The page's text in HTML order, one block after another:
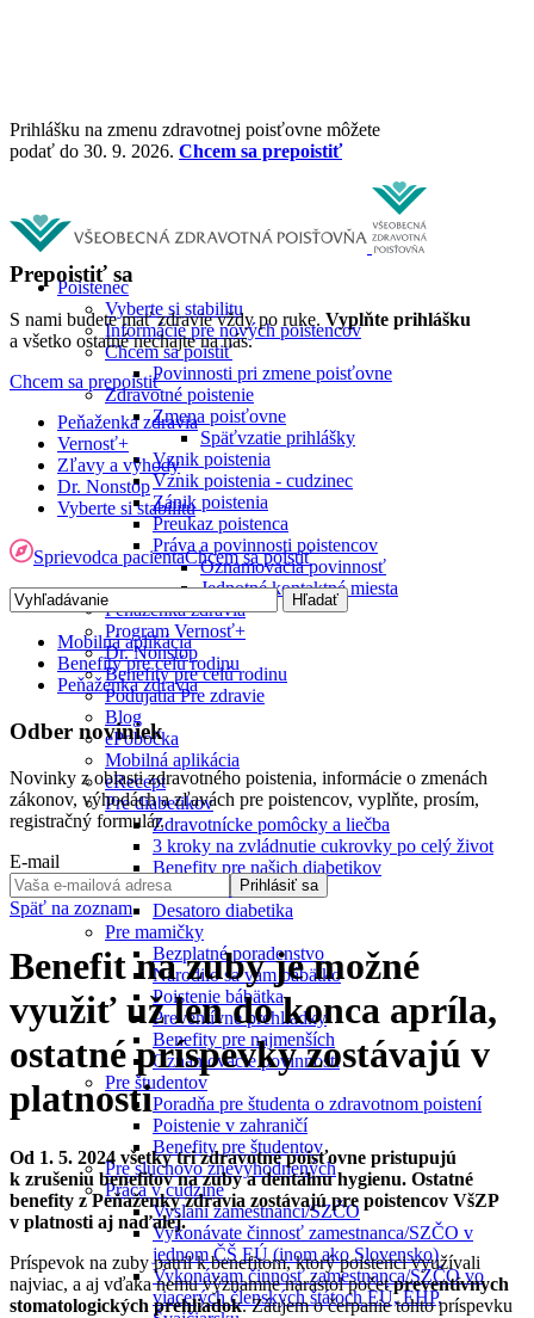
Prihlášku na zmenu zdravotnej poisťovne môžete
podať do 30. 9. 2026. Chcem sa prepoistiť
Poistenec
Vyberte si stabilitu
Informácie pre nových poistencov
Chcem sa poistiť
Povinnosti pri zmene poisťovne
Zdravotné poistenie
Zmena poisťovne
Späťvzatie prihlášky
Vznik poistenia
Vznik poistenia - cudzinec
Zánik poistenia
Preukaz poistenca
Práva a povinnosti poistencov
Oznamovacia povinnosť
Jednotné kontaktné miesta
Peňaženka zdravia
Program Vernosť+
Dr. Nonstop
Benefity pre celú rodinu
Podujatia Pre zdravie
Blog
ePobočka
Mobilná aplikácia
eRecept
Pre diabetikov
Zdravotnícke pomôcky a liečba
3 kroky na zvládnutie cukrovky po celý život
Benefity pre našich diabetikov
Tanier diabetika
Desatoro diabetika
Pre mamičky
Bezplatné poradenstvo
Narodilo sa vám bábätko
Poistenie bábätka
Preventívne prehliadky
Benefity pre najmenších
Oznamovacie povinnosti
Pre študentov
Poradňa pre študenta o zdravotnom poistení
Poistenie v zahraničí
Benefity pre študentov
Pre sluchovo znevýhodnených
Práca v cudzine
Vyslaní zamestnanci/SZČO
Vykonávate činnosť zamestnanca/SZČO v
jednom ČŠ EÚ (inom ako Slovensko)
Vykonávam činnosť zamestnanca/SZČO vo
viacerých členských štátoch EÚ, EHP,
Prepoistiť sa
S nami budete mať zdravie vždy po ruke. Vyplňte prihlášku
a všetko ostatné nechajte na nás.
Chcem sa prepoistiť
Peňaženka zdravia
Vernosť+
Zľavy a výhody
Dr. Nonstop
Vyberte si stabilitu
Sprievodca pacientaChcem sa poistiť
Mobilná aplikácia
Benefity pre celú rodinu
Peňaženka zdravia
Odber noviniek
Novinky z oblasti zdravotného poistenia, informácie o zmenách
zákonov, výhodách a zľavách pre poistencov, vyplňte, prosím,
registračný formulár.
E-mail
Prihlásiť sa
Späť na zoznam
Benefit na zuby je možné
využiť už len do konca apríla,
ostatné príspevky zostávajú v
platnosti
Od 1. 5. 2024 všetky tri zdravotné poisťovne pristupujú
k zrušeniu benefitov na zuby a dentálnu hygienu. Ostatné
benefity z Peňaženky zdravia zostávajú pre poistencov VšZP
v platnosti aj naďalej.
Príspevok na zuby patril k benefitom, ktorý poistenci využívali
najviac, a aj vďaka nemu významne narástol početpreventívnych
stomatologických prehliadok. Záujem o čerpanie tohto príspevku